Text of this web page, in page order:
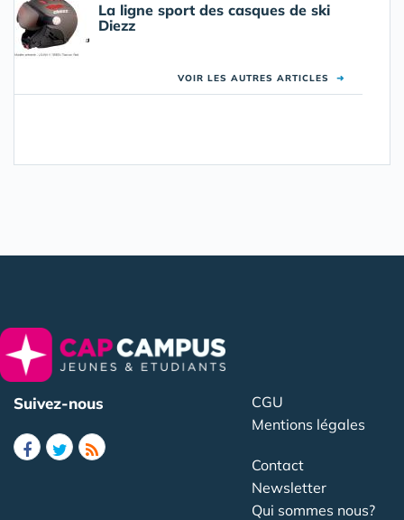
La ligne sport des casques de ski
Diezz
VOIR LES AUTRES ARTICLES ➜
Suivez-nous
CGU
Mentions légales
Contact
Newsletter
Qui sommes nous?